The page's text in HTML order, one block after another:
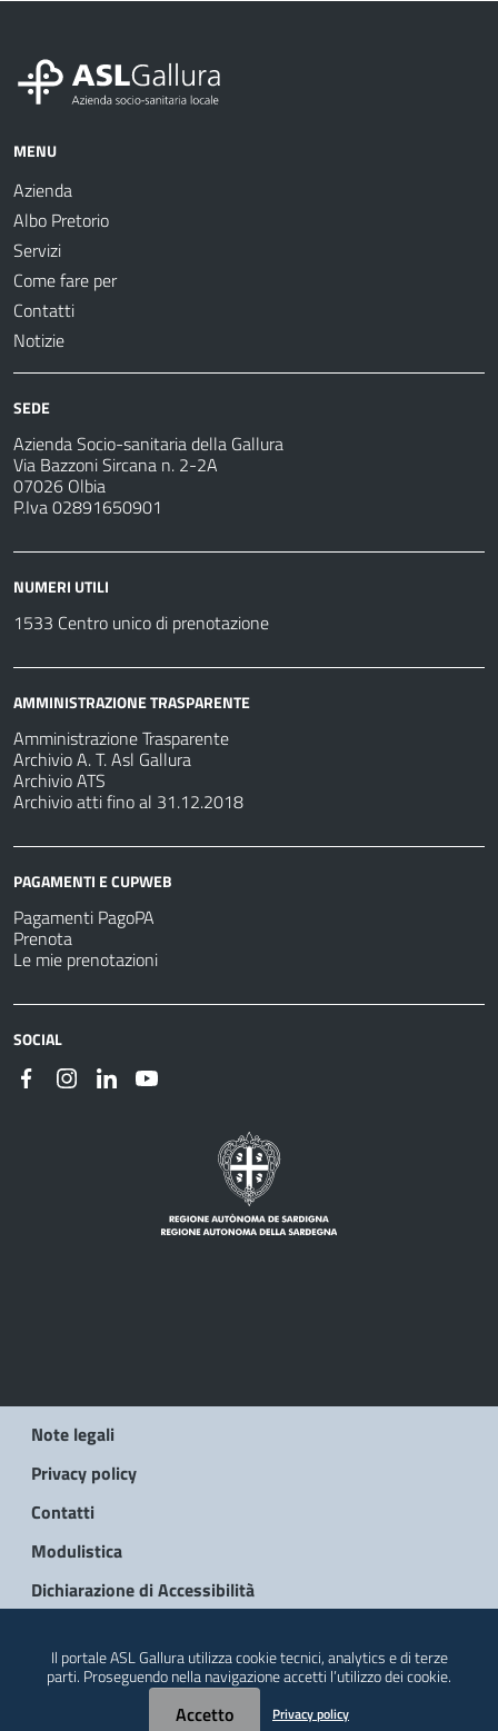
MENU
Azienda
Albo Pretorio
Servizi
Come fare per
Contatti
Notizie
SEDE
Azienda Socio-sanitaria della Gallura
Via Bazzoni Sircana n. 2-2A
07026 Olbia
P.Iva 02891650901
NUMERI UTILI
1533 Centro unico di prenotazione
AMMINISTRAZIONE TRASPARENTE
Amministrazione Trasparente
Archivio A. T. Asl Gallura
Archivio ATS
Archivio atti fino al 31.12.2018
PAGAMENTI E CUPWEB
Pagamenti PagoPA
Prenota
Le mie prenotazioni
SOCIAL
Note legali
Privacy policy
Contatti
Modulistica
Dichiarazione di Accessibilità
© 2026 Regione Autonoma della Sardegna
Il portale ASL Gallura utilizza cookie tecnici, analytics e di terze
parti. Proseguendo nella navigazione accetti l’utilizzo dei cookie.
Accetto Privacy policy